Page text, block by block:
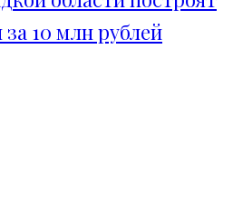
10 млн рублей